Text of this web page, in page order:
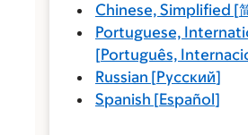
Chinese, Simplified [
Portuguese,
[Português,
Russian [Русский]
Spanish [Español]